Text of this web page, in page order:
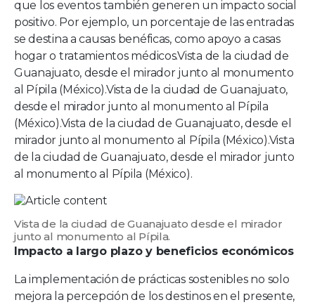
que los eventos también generen un impacto social
positivo. Por ejemplo, un porcentaje de las entradas
se destina a causas benéficas, como apoyo a casas
hogar o tratamientos médicos.Vista de la ciudad de
Guanajuato, desde el mirador junto al monumento
al Pípila (México).Vista de la ciudad de Guanajuato,
desde el mirador junto al monumento al Pípila
(México).Vista de la ciudad de Guanajuato, desde el
mirador junto al monumento al Pípila (México).Vista
de la ciudad de Guanajuato, desde el mirador junto
al monumento al Pípila (México).
Vista de la ciudad de Guanajuato desde el mirador
junto al monumento al Pípila.
Impacto a largo plazo y beneficios económicos
La implementación de prácticas sostenibles no solo
mejora la percepción de los destinos en el presente,